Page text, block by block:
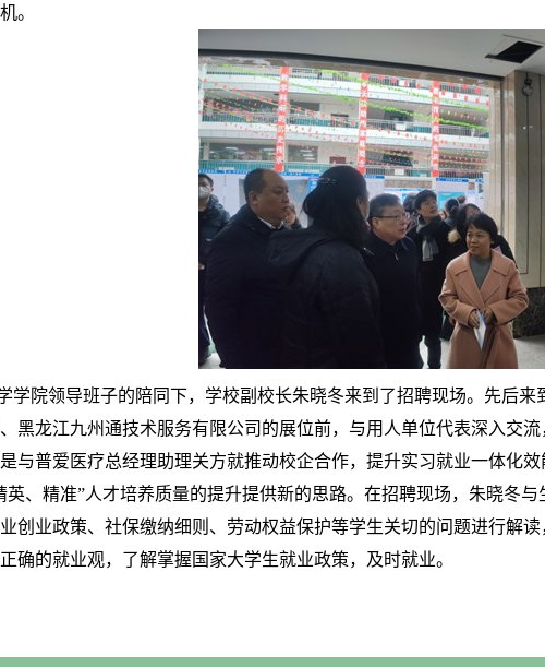
。
院领导班子的陪同下，学校副校长朱晓冬来到了招聘现场。先后来
黑龙江九州通技术服务有限公司的展位前，与用人单位代表深入交
与普爱医疗总经理助理关方就推动校企合作，提升实习就业一体化
英、精准”人才培养质量的提升提供新的思路。在招聘现场，朱晓冬
创业政策、社保缴纳细则、劳动权益保护等学生关切的问题进行解
确的就业观，了解掌握国家大学生就业政策，及时就业。